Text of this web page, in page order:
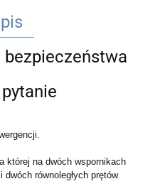
której na dwóch wspornikach
równoległych prętów